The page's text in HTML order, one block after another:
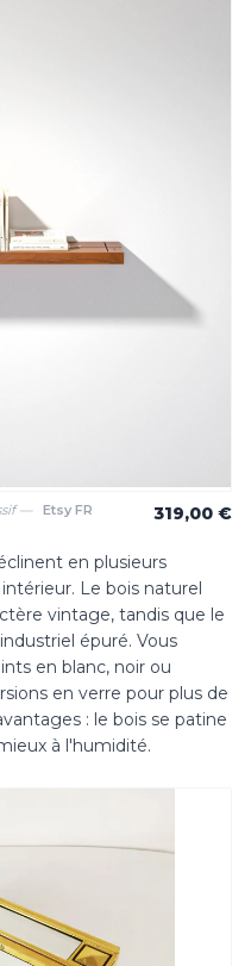
— Etsy FR 319,00 €
en plusieurs
Le bois naturel
vintage, tandis que le
épuré. Vous
en blanc, noir ou
en verre pour plus de
: le bois se patine
à l'humidité.